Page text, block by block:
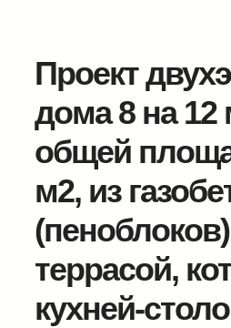
Проект
дома 8 на 12
общей
м2, из
террасой,
кухней-